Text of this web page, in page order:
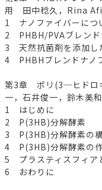
用 田中稔久，Rina
1 ナノファイバーにつ
2 PHBH/PVAブレンド
3 天然抗菌剤を添加し
4 PHBHブレンドナノ
第3章 ポリ(3─ヒドロ
一，石井俊一，鈴木美
1 はじめに
2 P(3HB)分解酵素
3 P(3HB)分解酵素の
4 P(3HB)分解酵素の
5 プラスティスフィア
6 おわりに